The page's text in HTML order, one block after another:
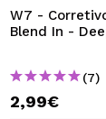
compras
encomendas
W7 -
Blend In -
(7)
2,99€